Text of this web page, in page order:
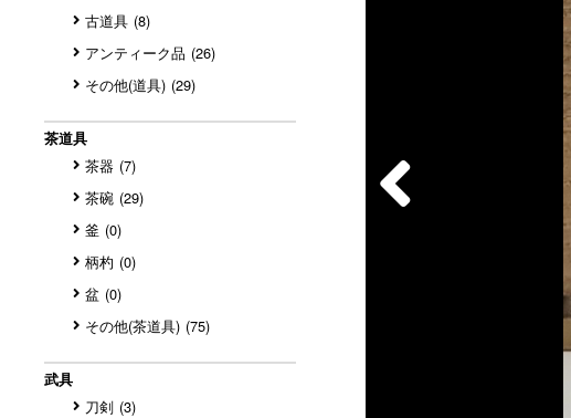
古道具 (8)
アンティーク品 (26)
その他(道具) (29)
茶道具
茶器 (7)
茶碗 (29)
釜 (0)
柄杓 (0)
盆 (0)
その他(茶道具) (75)
武具
刀剣 (3)